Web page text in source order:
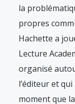
la
propres
Hachette a
Lecture
organisé
l’éditeur et
moment que